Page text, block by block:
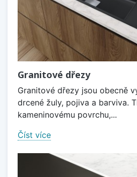
Granitové dřezy
Granitové dřezy jsou obecně
drcené žuly, pojiva a barviva.
kameninovému povrchu,...
Číst více